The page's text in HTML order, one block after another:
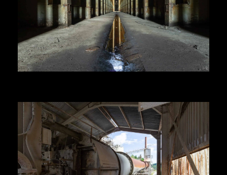
Herr Kolonel
Voir la suite